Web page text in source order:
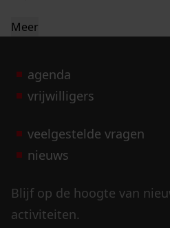
Meer
agenda
vrijwilligers
veelgestelde vragen
nieuws
Blijf op de hoogte van
activiteiten.